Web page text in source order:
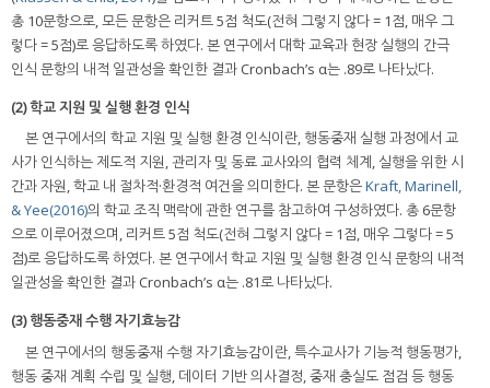
총 10문항으로, 모든 문항은 리커트 5점 척도(전혀 그렇지 않다 = 1점, 매우 그
렇다 = 5점)로 응답하도록 하였다. 본 연구에서 대학 교육과 현장 실행의 간극
인식 문항의 내적 일관성을 확인한 결과 Cronbach’s α는 .89로 나타났다.
(2) 학교 지원 및 실행 환경 인식
본 연구에서의 학교 지원 및 실행 환경 인식이란, 행동중재 실행 과정에서 교
사가 인식하는 제도적 지원, 관리자 및 동료 교사와의 협력 체계, 실행을 위한 시
간과 자원, 학교 내 절차적·환경적 여건을 의미한다. 본 문항은Kraft, Marinell,
& Yee(2016)의 학교 조직 맥락에 관한 연구를 참고하여 구성하였다. 총 6문항
으로 이루어졌으며, 리커트 5점 척도(전혀 그렇지 않다 = 1점, 매우 그렇다 = 5
점)로 응답하도록 하였다. 본 연구에서 학교 지원 및 실행 환경 인식 문항의 내적
일관성을 확인한 결과 Cronbach’s α는 .81로 나타났다.
(3) 행동중재 수행 자기효능감
본 연구에서의 행동중재 수행 자기효능감이란, 특수교사가 기능적 행동평가,
행동 중재 계획 수립 및 실행, 데이터 기반 의사결정, 중재 충실도 점검 등 행동